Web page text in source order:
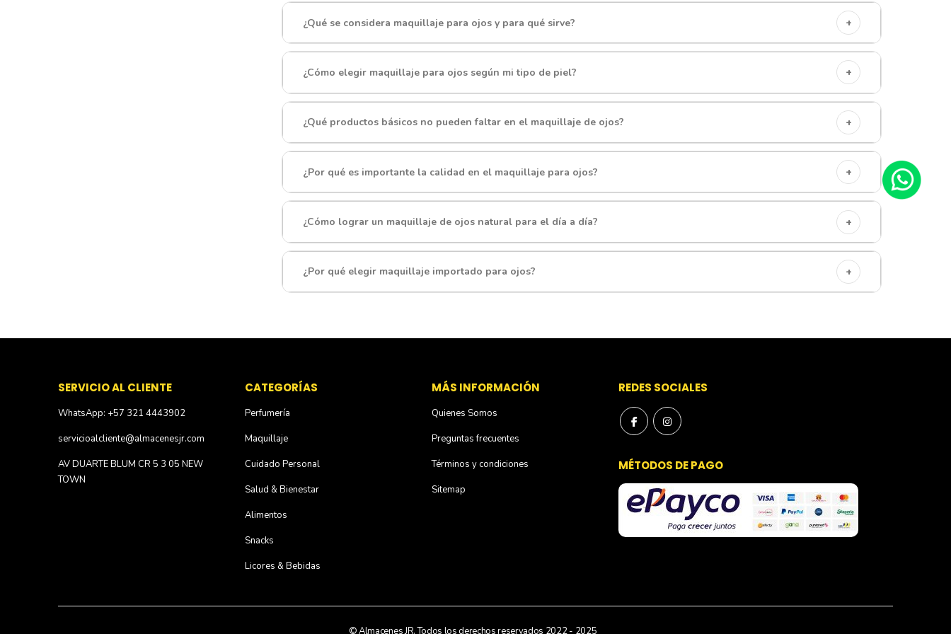
¿Qué se considera maquillaje para ojos y para qué sirve? +
¿Cómo elegir maquillaje para ojos según mi tipo de piel? +
¿Qué productos básicos no pueden faltar en el maquillaje de ojos? +
¿Por qué es importante la calidad en el maquillaje para ojos? +
¿Cómo lograr un maquillaje de ojos natural para el día a día? +
¿Por qué elegir maquillaje importado para ojos? +
SERVICIO AL CLIENTE
WhatsApp: +57 321 4443902
servicioalcliente@almacenesjr.com
AV DUARTE BLUM CR 5 3 05 NEW
TOWN
CATEGORÍAS
Perfumería
Maquillaje
Cuidado Personal
Salud & Bienestar
Alimentos
Snacks
Licores & Bebidas
MÁS INFORMACIÓN
Quienes Somos
Preguntas frecuentes
Términos y condiciones
Sitemap
REDES SOCIALES
MÉTODOS DE PAGO
© Almacenes JR. Todos los derechos reservados 2022 - 2025